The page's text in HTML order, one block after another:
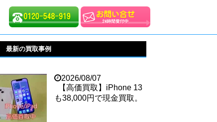
最新の買取事例
2026/08/07
【高価買取】iPhone 13
も38,000円で現金買取。